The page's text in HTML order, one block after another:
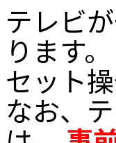
テレビ
ります
セット
なお、